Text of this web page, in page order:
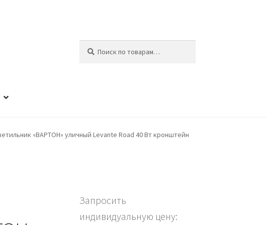
Корзина
«ВАРТОН» уличный Levante Road 40 Вт кронштейн
Запросить
индивидуальную цену: